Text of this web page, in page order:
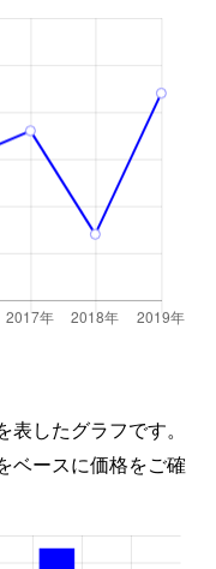
したグラフです。
ベースに価格をご確